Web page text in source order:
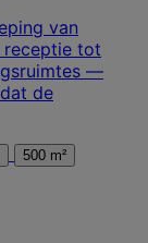
van
receptie tot
—
de
500 m²